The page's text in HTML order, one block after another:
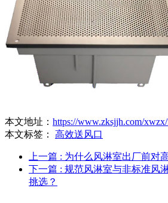
本文地址： https://www.zksjjh.com/
本文标签： 高效送风口
上一篇 : 为什么风淋室出厂前对
下一篇 : 规范风淋室与非标准风
挑选？